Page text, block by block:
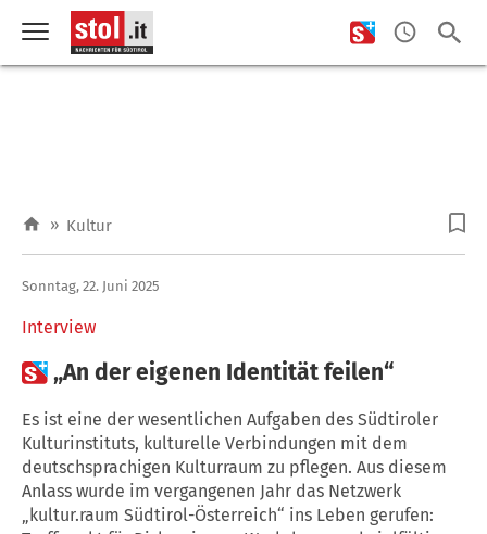
» Kultur
Interview
Sonntag, 22. Juni 2025
„An der eigenen Identität feilen“
Es ist eine der wesentlichen Aufgaben des Südtiroler
Kulturinstituts, kulturelle Verbindungen mit dem
deutschsprachigen Kulturraum zu pflegen. Aus diesem
Anlass wurde im vergangenen Jahr das Netzwerk
„kultur.raum Südtirol-Österreich“ ins Leben gerufen: